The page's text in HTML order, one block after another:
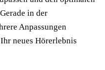
in der
Anpassungen
neues Hörerlebnis